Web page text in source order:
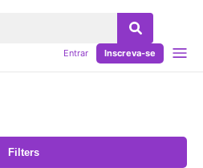
Entrar Inscreva-se
Filters